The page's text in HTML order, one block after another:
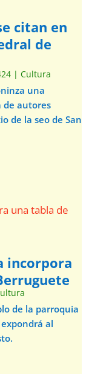
citan en
de
| Cultura
una
de autores
de la seo de San
incorpora
de la parroquia
al